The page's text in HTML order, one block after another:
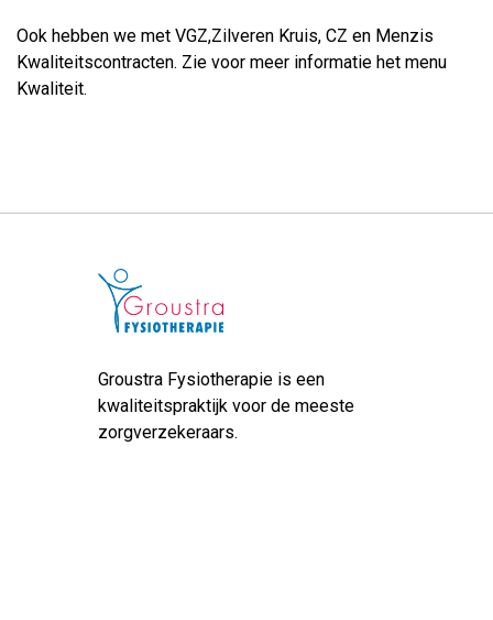
Ook hebben we met VGZ,Zilveren Kruis, CZ en Menzis
Kwaliteitscontracten. Zie voor meer informatie het menu
Kwaliteit.
Groustra Fysiotherapie is een
kwaliteitspraktijk voor de meeste
zorgverzekeraars.